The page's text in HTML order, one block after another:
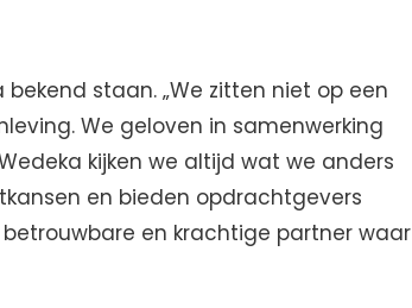
bekend staan. „We zitten niet op een
We geloven in samenwerking
kijken we altijd wat we anders
en bieden opdrachtgevers
en krachtige partner waar